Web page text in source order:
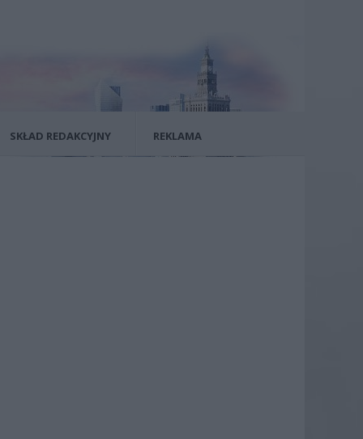
SKŁAD REDAKCYJNY REKLAMA